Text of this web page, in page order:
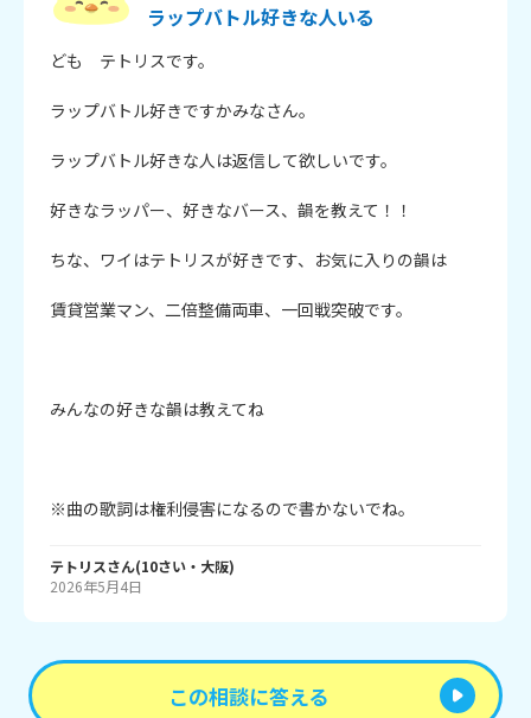
ラップバトル好きな人いる
ども　テトリスです。
ラップバトル好きですかみなさん｡
ラップバトル好きな人は返信して欲しいです。
好きなラッパー、好きなバース、韻を教えて！！
ちな、ワイはテトリスが好きです、お気に入りの韻は
賃貸営業マン、二倍整備両車、一回戦突破です。
みんなの好きな韻は教えてね
※曲の歌詞は権利侵害になるので書かないでね。
テトリスさん(10さい・ 大阪)
2026年5月4日
この相談に答える